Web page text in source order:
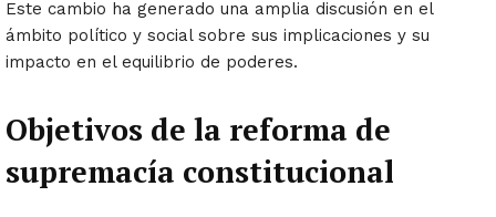
Este cambio ha generado una amplia discusión en el
ámbito político y social sobre sus implicaciones y su
impacto en el equilibrio de poderes.
Objetivos de la reforma de
supremacía constitucional